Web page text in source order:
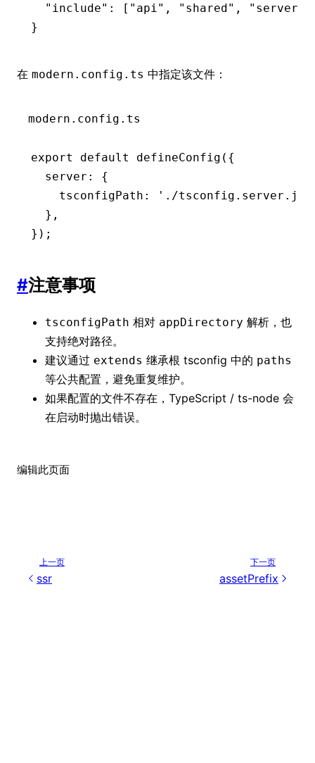
  "include"
: [ "api" , "shared" , "server"
}
在 modern.config.ts 中指定该文件：
modern.config.ts
export default defineConfig ({
  server
:
{
    tsconfigPath
:
'./
  }
,
});
#注意事项
tsconfigPath 相对 appDirectory 解析，也
支持绝对路径。
建议通过 extends 继承根 tsconfig 中的 paths
等公共配置，避免重复维护。
如果配置的文件不存在，TypeScript / ts-node 会
在启动时抛出错误。
编辑此页面
上一页
ssr
下一页
assetPrefix